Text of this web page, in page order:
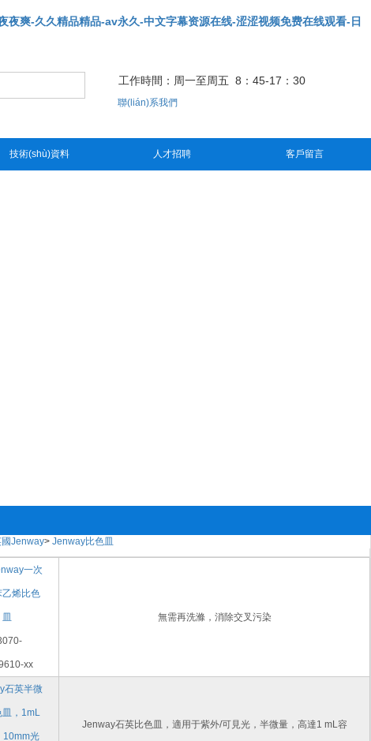
爽-久久精品精品-av永久-中文字幕资源在线-涩涩视频免费在线观看-日
工作時間：周一至周五 8：45-17：30
聯(lián)系我們
技術(shù)資料 人才招聘 客戶留言
國Jenway> Jenway比色皿
一次
烯比色
皿
xx
無需再洗滌，消除交叉污染
石英半微
皿，1mL
10mm光
Jenway石英比色皿，適用于紫外/可見光，半微量，高達1 mL容